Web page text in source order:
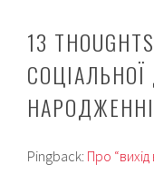
13
Pingback: Про